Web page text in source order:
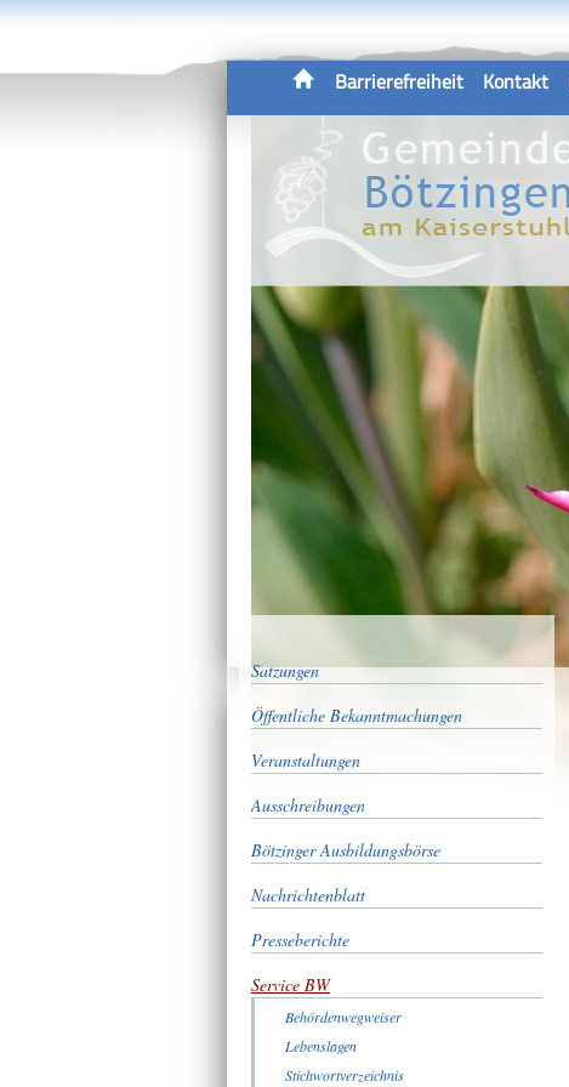
Barrierefreiheit Kontakt
Satzungen
Öffentliche Bekanntmachungen
Veranstaltungen
Ausschreibungen
Bötzinger Ausbildungsbörse
Nachrichtenblatt
Presseberichte
Service BW
Behördenwegweiser
Lebenslagen
Stichwortverzeichnis